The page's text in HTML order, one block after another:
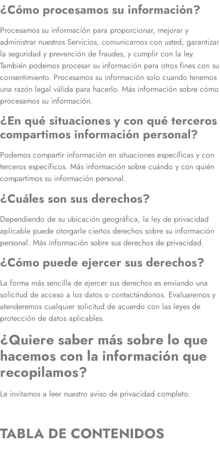
¿Cómo procesamos su información?
Procesamos su información para proporcionar, mejorar y
administrar nuestros Servicios, comunicarnos con usted, garantizar
la seguridad y prevención de fraudes, y cumplir con la ley.
También podemos procesar su información para otros fines con su
consentimiento. Procesamos su información solo cuando tenemos
una razón legal válida para hacerlo. Más información sobre cómo
procesamos su información.
¿En qué situaciones y con qué terceros
compartimos información personal?
Podemos compartir información en situaciones específicas y con
terceros específicos. Más información sobre cuándo y con quién
compartimos su información personal.
¿Cuáles son sus derechos?
Dependiendo de su ubicación geográfica, la ley de privacidad
aplicable puede otorgarle ciertos derechos sobre su información
personal. Más información sobre sus derechos de privacidad.
¿Cómo puede ejercer sus derechos?
La forma más sencilla de ejercer sus derechos es enviando una
solicitud de acceso a los datos o contactándonos. Evaluaremos y
atenderemos cualquier solicitud de acuerdo con las leyes de
protección de datos aplicables.
¿Quiere saber más sobre lo que
hacemos con la información que
recopilamos?
Le invitamos a leer nuestro aviso de privacidad completo.
TABLA DE CONTENIDOS